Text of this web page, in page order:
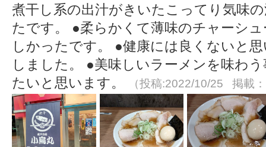
煮干し系の出汁がきいたこってり気味
たです。 ●柔らかくて薄味のチャーシ
しかったです。 ●健康には良くないと
しました。 ●美味しいラーメンを味わ
たいと思います。
（投稿:2022/10/25 掲載